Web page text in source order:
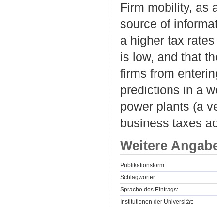
Firm mobility, as
source of
a higher tax
is low, and that
firms from
predictions in a
power plants (a
business taxes
Weitere
Publikationsform:
Schlagwörter:
Sprache des Eintrags:
Institutionen der Universität: